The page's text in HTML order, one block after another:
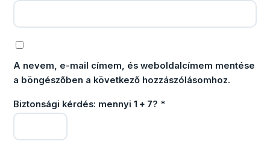
A nevem, e-mail címem, és weboldalcímem mentése
a böngészőben a következő hozzászólásomhoz.
Biztonsági kérdés: mennyi 1 + 7? *